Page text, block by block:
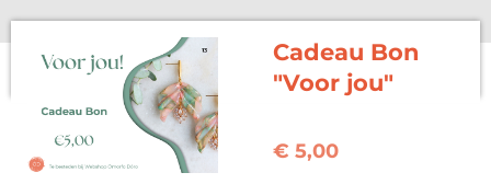
Cadeau Bon
"Voor jou"
€ 5,00